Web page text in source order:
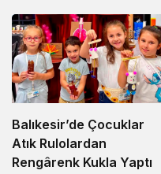
Balıkesir’de Çocuklar
Atık Rulolardan
Rengârenk Kukla Yaptı